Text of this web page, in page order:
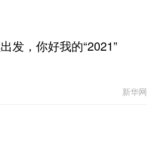
发，你好我的“2021”
新华网